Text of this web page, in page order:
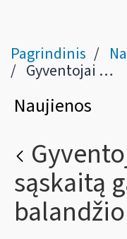
Pagrindinis
Gyventojai investicinę sąskaitą galės deklaruoti balandžio pradžioje
Naujienos
sąskaitą